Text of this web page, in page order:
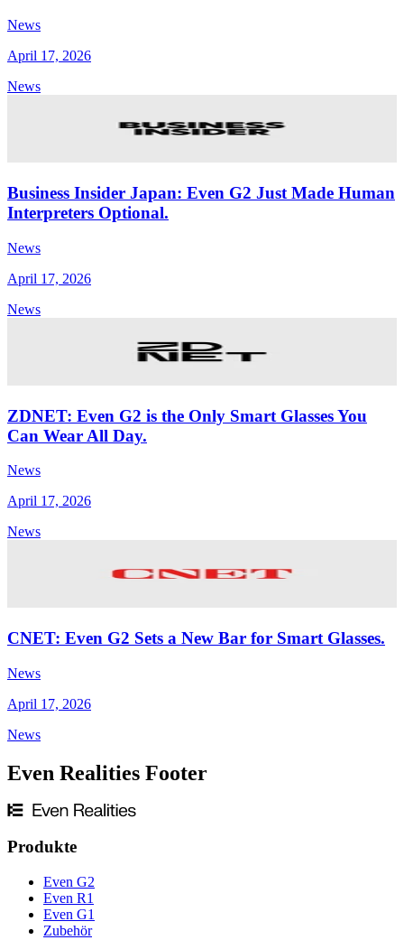
News
April 17, 2026
News
Business Insider Japan: Even G2 Just Made Human
Interpreters Optional.
News
April 17, 2026
News
ZDNET: Even G2 is the Only Smart Glasses You
Can Wear All Day.
News
April 17, 2026
News
CNET: Even G2 Sets a New Bar for Smart Glasses.
News
April 17, 2026
News
Even Realities Footer
Produkte
Even G2
Even R1
Even G1
Zubehör